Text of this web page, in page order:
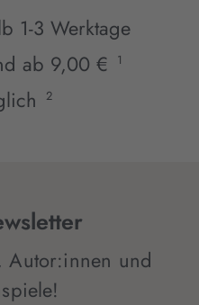
1-3 Werktage
ab 9,00 €
1
2
Autor:innen und